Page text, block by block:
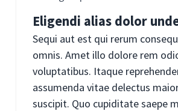
Eligendi alias dolor
Sequi aut est qui rerum
omnis. Amet illo dolore rem
voluptatibus. Itaque
assumenda vitae delectus
suscipit. Quo cupiditate saepe